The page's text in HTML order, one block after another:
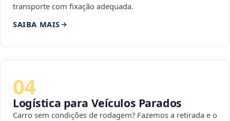
transporte com fixação adequada.
SAIBA MAIS
04
Logística para Veículos Parados
Carro sem condições de rodagem? Fazemos a retirada e o